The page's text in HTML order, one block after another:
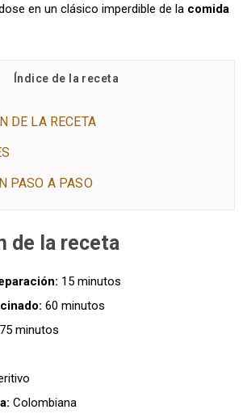
en un clásico imperdible de la comida
Índice de la receta
DE LA RECETA
PASO A PASO
de la receta
15 minutos
60 minutos
75 minutos
Colombiana